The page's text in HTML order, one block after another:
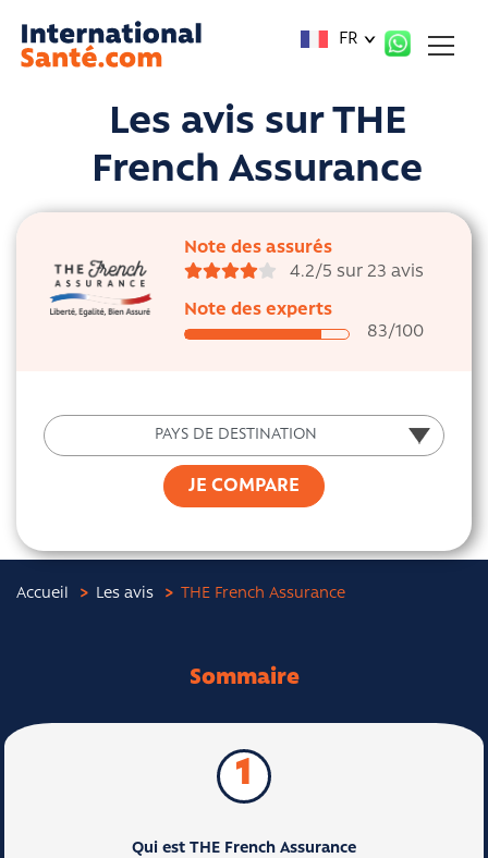
FR
Les avis surTHE
French Assurance
Note des assurés
4.2/5 sur 23 avis
Note des experts
83/100
PAYS DE DESTINATIONPAYS DE DESTINATION
JE COMPARE
Accueil Les avis THE French Assurance
Sommaire
1
Qui est THE French Assurance